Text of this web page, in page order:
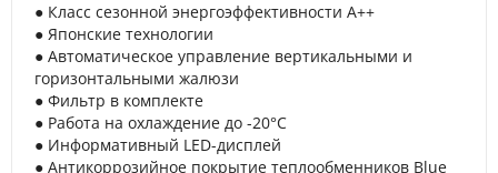
● Класс сезонной энергоэффективности А++
● Японские технологии
● Автоматическое управление вертикальными и
горизонтальными жалюзи
● Фильтр в комплекте
● Работа на охлаждение до -20°С
● Информативный LED-дисплей
● Антикоррозийное покрытие теплообменников Blue